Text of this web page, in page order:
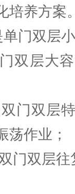
培养方案
门双层
双层大
门双层
荡作业；
门双层